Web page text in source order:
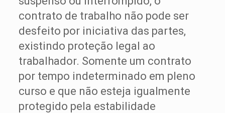
contrato de trabalho não pode ser
desfeito por iniciativa das partes,
existindo proteção legal ao
trabalhador. Somente um contrato
por tempo indeterminado em pleno
curso e que não esteja igualmente
protegido pela estabilidade